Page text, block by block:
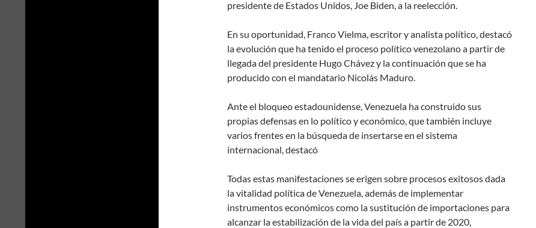
presidente de Estados Unidos, Joe Biden, a la reelección.
En su oportunidad, Franco Vielma, escritor y analista político, destacó
la evolución que ha tenido el proceso político venezolano a partir de
llegada del presidente Hugo Chávez y la continuación que se ha
producido con el mandatario Nicolás Maduro.
Ante el bloqueo estadounidense, Venezuela ha construido sus
propias defensas en lo político y económico, que también incluye
varios frentes en la búsqueda de insertarse en el sistema
internacional, destacó
Todas estas manifestaciones se erigen sobre procesos exitosos dada
la vitalidad política de Venezuela, además de implementar
instrumentos económicos como la sustitución de importaciones para
alcanzar la estabilización de la vida del país a partir de 2020,